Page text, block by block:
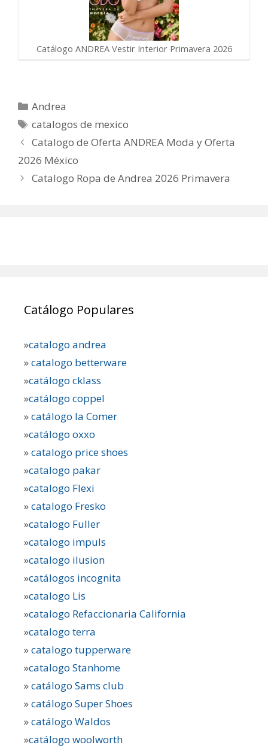
Catálogo ANDREA Vestir Interior Primavera 2026
Categorías
Andrea
Etiquetas
catalogos de mexico
Catalogo de Oferta ANDREA Moda y Oferta
2026 México
Catalogo Ropa de Andrea 2026 Primavera
Catálogo Populares
»catalogo andrea
»catalogo betterware
»catálogo cklass
»catálogo coppel
»catálogo la Comer
»catálogo oxxo
»catalogo price shoes
»catalogo pakar
»catalogo Flexi
»catalogo Fresko
»catalogo Fuller
»catalogo impuls
»catalogo ilusion
»catálogos incognita
»catalogo Lis
»catalogo Refaccionaria California
»catalogo terra
»catalogo tupperware
»catalogo Stanhome
»catálogo Sams club
»catálogo Super Shoes
»catálogo Waldos
»catálogo woolworth